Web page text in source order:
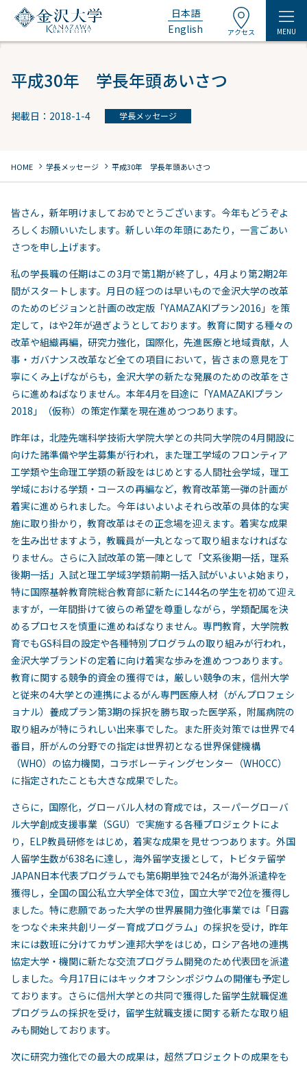
日本語
English
アクセス MENU
平成30年 学長年頭あいさつ
掲載日：2018-1-4 学長メッセージ
HOME chevron_right 学長メッセージ chevron_right 平成30年 学長年頭あいさつ
皆さん，新年明けましておめでとうございます。今年もどうぞよ
ろしくお願いいたします。新しい年の年頭にあたり，一言ごあい
さつを申し上げます。
私の学長職の任期はこの3月で第1期が終了し，4月より第2期2年
間がスタートします。月日の経つのは早いもので金沢大学の改革
のためのビジョンと計画の改定版「YAMAZAKIプラン2016」を策
定して，はや2年が過ぎようとしております。教育に関する種々の
改革や組織再編，研究力強化，国際化，先進医療と地域貢献，人
事・ガバナンス改革など全ての項目において，皆さまの意見を丁
寧にくみ上げながらも，金沢大学の新たな発展のための改革をさ
らに進めねばなりません。本年4月を目途に「YAMAZAKIプラン
2018」（仮称）の策定作業を現在進めつつあります。
昨年は，北陸先端科学技術大学院大学との共同大学院の4月開設に
向けた諸準備や学生募集が行われ，また理工学域のフロンティア
工学類や生命理工学類の新設をはじめとする人間社会学域，理工
学域における学類・コースの再編など，教育改革第一弾の計画が
着実に進められました。今年はいよいよそれら改革の具体的な実
施に取り掛かり，教育改革はその正念場を迎えます。着実な成果
を生み出せますよう，教職員が一丸となって取り組まなければな
りません。さらに入試改革の第一陣として「文系後期一括，理系
後期一括」入試と理工学域3学類前期一括入試がいよいよ始まり，
特に国際基幹教育院総合教育部に新たに144名の学生を初めて迎え
ますが，一年間掛けて彼らの希望を尊重しながら，学類配属を決
めるプロセスを慎重に進めねばなりません。専門教育，大学院教
育でもGS科目の設定や各種特別プログラムの取り組みが行われ，
金沢大学ブランドの定着に向け着実な歩みを進めつつあります。
教育に関する競争的資金の獲得では，厳しい競争の末，信州大学
と従来の4大学との連携によるがん専門医療人材（がんプロフェシ
ョナル）養成プラン第3期の採択を勝ち取った医学系，附属病院の
取り組みが特にうれしい出来事でした。また肝炎対策では世界で4
番目，肝がんの分野での指定は世界初となる世界保健機構
（WHO）の協力機関，コラボレーティングセンター（WHOCC）
に指定されたことも大きな成果でした。
さらに，国際化，グローバル人材の育成では，スーパーグローバ
ル大学創成支援事業（SGU）で実施する各種プロジェクトによ
り，ELP教員研修をはじめ，着実な成果を見せつつあります。外国
人留学生数が638名に達し，海外留学支援として，トビタテ留学
JAPAN日本代表プログラムでも第6期単独で24名が海外派遣枠を
獲得し，全国の国公私立大学全体で3位，国立大学で2位を獲得し
ました。特に悲願であった大学の世界展開力強化事業では「日露
をつなぐ未来共創リーダー育成プログラム」の採択を受け，昨年
末には数班に分けてカザン連邦大学をはじめ，ロシア各地の連携
協定大学・機関に新たな交流プログラム開発のため代表団を派遣
しました。今月17日にはキックオフシンポジウムの開催も予定し
ております。さらに信州大学との共同で獲得した留学生就職促進
プログラムの採択を受け，留学生就職支援に関する新たな取り組
みも開始しております。
次に研究力強化での最大の成果は，超然プロジェクトの成果をも